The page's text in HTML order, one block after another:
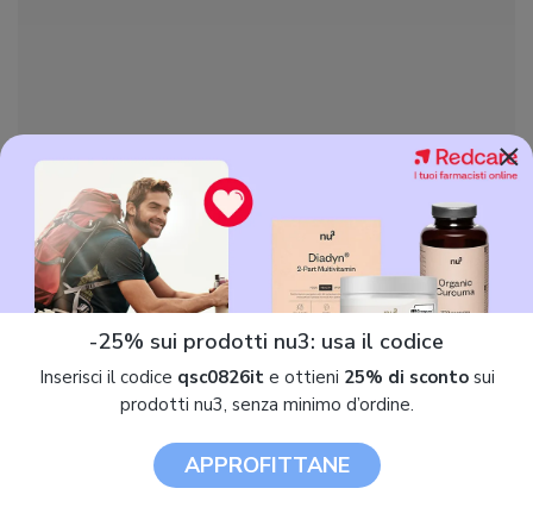
Prodotti simili
×
-25% sui prodotti nu3: usa il codice
Inserisci il codice qsc0826ite ottieni 25% di scontosui
prodotti nu3, senza minimo d’ordine.
APPROFITTANE